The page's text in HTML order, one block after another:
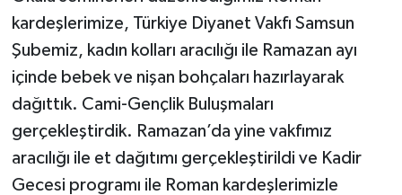
kardeşlerimize, Türkiye Diyanet Vakfı Samsun
Şubemiz, kadın kolları aracılığı ile Ramazan ayı
içinde bebek ve nişan bohçaları hazırlayarak
dağıttık. Cami-Gençlik Buluşmaları
gerçekleştirdik. Ramazan’da yine vakfımız
aracılığı ile et dağıtımı gerçekleştirildi ve Kadir
Gecesi programı ile Roman kardeşlerimizle